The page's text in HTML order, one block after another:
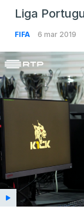
Liga
FIFA 6 mar 2019